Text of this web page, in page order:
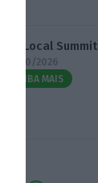
3.º Local Summit
07/10/2026
SAIBA MAIS